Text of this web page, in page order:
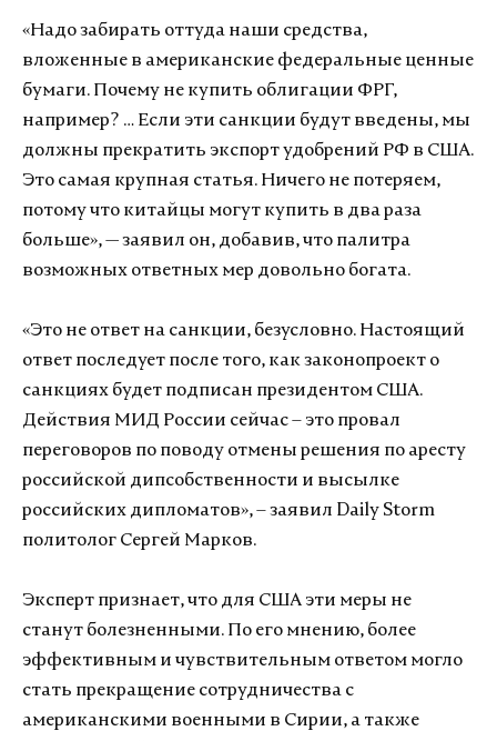
«Надо забирать оттуда наши средства,
вложенные в американские федеральные ценные
бумаги. Почему не купить облигации ФРГ,
например? … Если эти санкции будут введены, мы
должны прекратить экспорт удобрений РФ в США.
Это самая крупная статья. Ничего не потеряем,
потому что китайцы могут купить в два раза
больше», — заявил он, добавив, что палитра
возможных ответных мер довольно богата.
«Это не ответ на санкции, безусловно. Настоящий
ответ последует после того, как законопроект о
санкциях будет подписан президентом США.
Действия МИД России сейчас – это провал
переговоров по поводу отмены решения по аресту
российской дипсобственности и высылке
российских дипломатов», – заявил Daily Storm
политолог Сергей Марков.
Эксперт признает, что для США эти меры не
станут болезненными. По его мнению, более
эффективным и чувствительным ответом могло
стать прекращение сотрудничества с
американскими военными в Сирии, а также